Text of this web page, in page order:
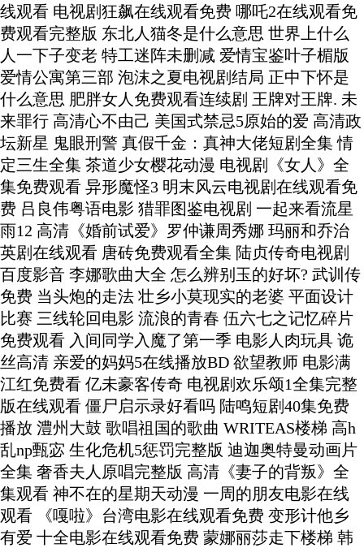
线观看 电视剧狂飙在线观看免费 哪吒2在线观看免
费观看完整版 东北人猫冬是什么意思 世界上什么
人一下子变老 特工迷阵未删减 爱情宝鉴叶子楣版
爱情公寓第三部 泡沫之夏电视剧结局 正中下怀是
什么意思 肥胖女人免费观看连续剧 王牌对王牌. 未
来罪行 高清心不由己 美国式禁忌5原始的爱 高清政
坛新星 鬼眼刑警 真假千金：真神大佬短剧全集 情
定三生全集 茶道少女樱花动漫 电视剧《女人》全
集免费观看 异形魔怪3 明末风云电视剧在线观看免
费 吕良伟粤语电影 猎罪图鉴电视剧 一起来看流星
雨12 高清《婚前试爱》罗仲谦周秀娜 玛丽和乔治
英剧在线观看 唐砖免费观看全集 陆贞传奇电视剧
百度影音 李娜歌曲大全 怎么辨别玉的好坏? 武训传
免费 当头炮的走法 壮乡小莫现实的老婆 平面设计
比赛 三线轮回电影 流浪的青春 伍六七之记忆碎片
免费观看 入间同学入魔了第一季 电影人肉玩具 诡
丝高清 亲爱的妈妈5在线播放BD 欲望教师 电影满
江红免费看 亿未豪客传奇 电视剧欢乐颂1全集完整
版在线观看 僵尸启示录好看吗 陆鸣短剧40集免费
播放 澧州大鼓 歌唱祖国的歌曲 WRITEAS楼梯 高h
乱np甄宓 生化危机5惩罚完整版 迪迦奥特曼动画片
全集 奢香夫人原唱完整版 高清《妻子的背叛》全
集观看 神不在的星期天动漫 一周的朋友电影在线
观看 《嘎啦》台湾电影在线观看免费 变形计他乡
有爱 十全电影在线观看免费 蒙娜丽莎走下楼梯 韩